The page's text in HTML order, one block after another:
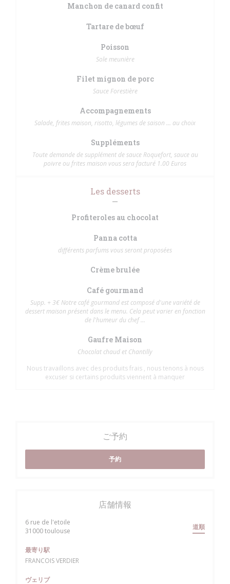
Manchon de canard confit
Tartare de bœuf
Poisson
Sole meunière
Filet mignon de porc
Sauce Forestière
Accompagnements
Salade, frites maison, risotto, légumes de saison ... au choix
Suppléments
Toute demande de supplément de sauce Roquefort, sauce au
poivre ou frites maison vous sera facturé 1.00 Euros
Les desserts
Profiteroles au chocolat
Panna cotta
différents parfums vous seront proposées
Crème brulée
Café gourmand
Supp. + 3€ Notre café gourmand est composé d'une variété de
dessert maison présent dans le menu. Cela peut varier en fonction
de l'humeur du chef ...
Gaufre Maison
Chocolat chaud et Chantilly
Nous travaillons avec des produits frais , nous tenons à nous
excuser si certains produits viennent à manquer
ご予約
予約
店舗情報
6 rue de l'etoile
31000 toulouse
道順
最寄り駅
FRANCOIS VERDIER
ヴェリブ